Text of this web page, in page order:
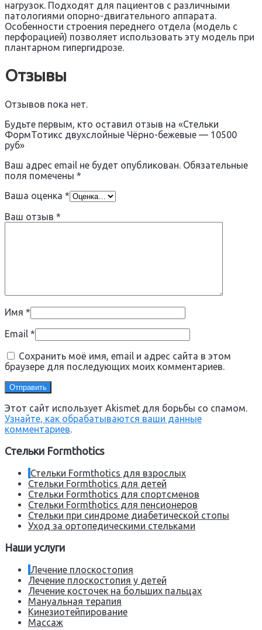
нагрузок. Подходят для пациентов с различными
патологиями опорно-двигательного аппарата.
Особенности строения переднего отдела (модель с
перфорацией) позволяет использовать эту модель при
плантарном гипергидрозе.
Отзывы
Отзывов пока нет.
Будьте первым, кто оставил отзыв на «Стельки
ФормТотикс двухслойные Чёрно-бежевые — 10500
руб»
Ваш адрес email не будет опубликован. Обязательные
поля помечены *
Ваша оценка *
Ваш отзыв *
Имя *
Email *
Сохранить моё имя, email и адрес сайта в этом
браузере для последующих моих комментариев.
Этот сайт использует Akismet для борьбы со спамом.
Узнайте, как обрабатываются ваши данные
комментариев.
Стельки Formthotics
Стельки Formthotics для взрослых
Стельки Formthotics для детей
Стельки Formthotics для спортсменов
Стельки Formthotics для пенсионеров
Стельки при синдроме диабетической стопы
Уход за ортопедическими стельками
Наши услуги
Лечение плоскостопия
Лечение плоскостопия у детей
Лечение косточек на больших пальцах
Мануальная терапия
Кинезиотейпирование
Массаж